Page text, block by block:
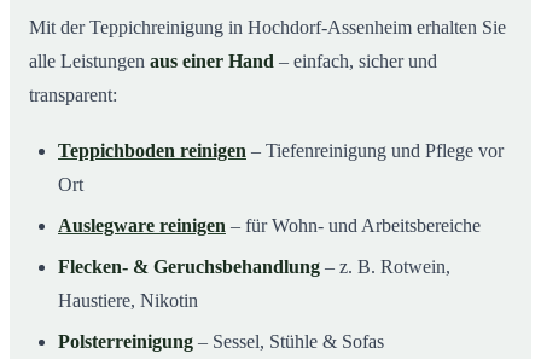
Mit der Teppichreinigung in Hochdorf-Assenheim erhalten Sie
alle Leistungen aus einer Hand – einfach, sicher und
transparent:
Teppichboden reinigen – Tiefenreinigung und Pflege vor
Ort
Auslegware reinigen – für Wohn- und Arbeitsbereiche
Flecken- & Geruchsbehandlung – z. B. Rotwein,
Haustiere, Nikotin
Polsterreinigung – Sessel, Stühle & Sofas